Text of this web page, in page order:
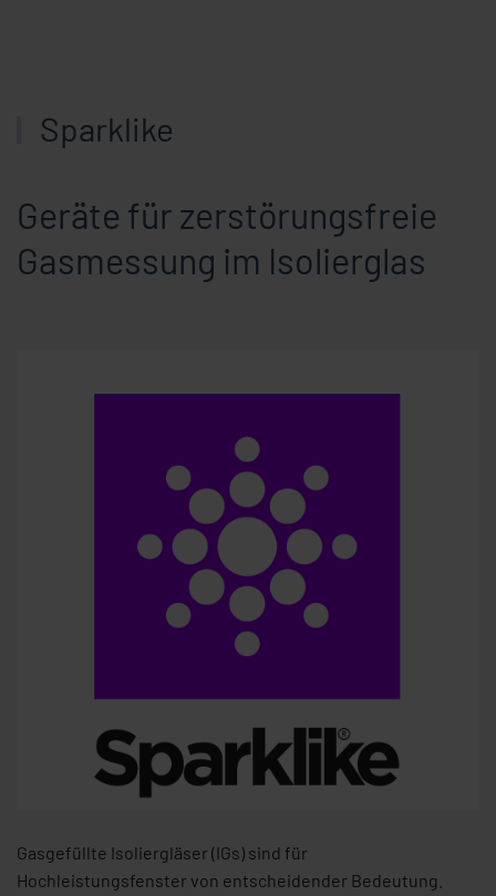
Sparklike
Geräte für zerstörungsfreie
Gasmessung im Isolierglas
Gasgefüllte Isoliergläser (IGs) sind für
Hochleistungsfenster von entscheidender Bedeutung.